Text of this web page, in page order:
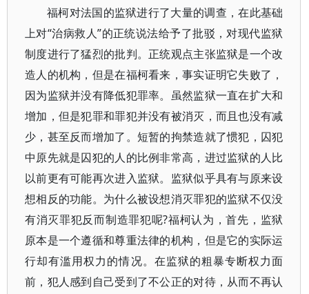
福柯对法国的监狱进行了大量的调查，在此基础
上对“治病救人”的正统说法给予了批驳，对现代监狱
制度进行了猛烈的批判。正统观点主张监狱是一个改
造人的机构，但是在福柯看来，事实证明它失败了，
因为监狱并没有降低犯罪率。虽然监狱一直在扩大和
增加，但是犯罪和罪犯并没有被消灭，而且也没有减
少，甚至反而增加了。短暂的拘禁造就了惯犯，囚犯
中原先就是囚犯的人的比例非常高，进过监狱的人比
以前更有可能再次进入监狱。监狱似乎具有与原来设
想相反的功能。为什么被设想消灭罪犯的监狱不仅没
有消灭罪犯反而制造罪犯呢?福柯认为，首先，监狱
原本是一个遵循和尊重法律的机构，但是它的实际运
行却有滥用权力的情况。在监狱的粗暴专断权力面
前，犯人感到自己受到了不公正的对待，从而不再认